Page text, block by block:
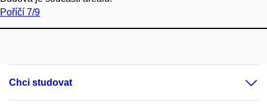
Poříčí 7/9
Chci studovat